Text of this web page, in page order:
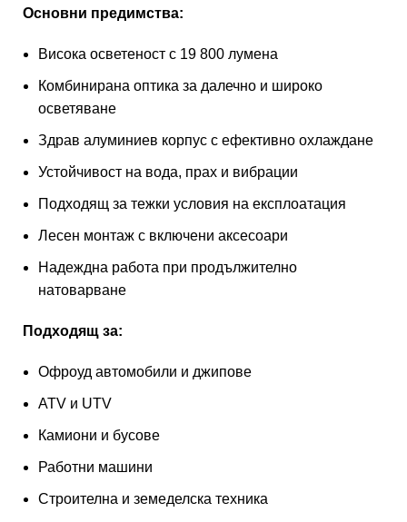
Основни предимства:
Висока осветеност с 19 800 лумена
Комбинирана оптика за далечно и широко
осветяване
Здрав алуминиев корпус с ефективно охлаждане
Устойчивост на вода, прах и вибрации
Подходящ за тежки условия на експлоатация
Лесен монтаж с включени аксесоари
Надеждна работа при продължително
натоварване
Подходящ за:
Офроуд автомобили и джипове
ATV и UTV
Камиони и бусове
Работни машини
Строителна и земеделска техника